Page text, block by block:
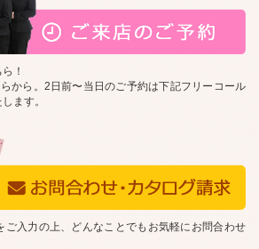
！
から。2日前〜当日のご予約は下記フリーコール
ます。
ご入力の上、どんなことでもお気軽にお問合わせ